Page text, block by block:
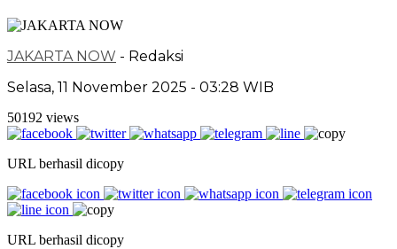
JAKARTA NOW - Redaksi
Selasa, 11 November 2025 - 03:28 WIB
50192 views
URL berhasil dicopy
URL berhasil dicopy